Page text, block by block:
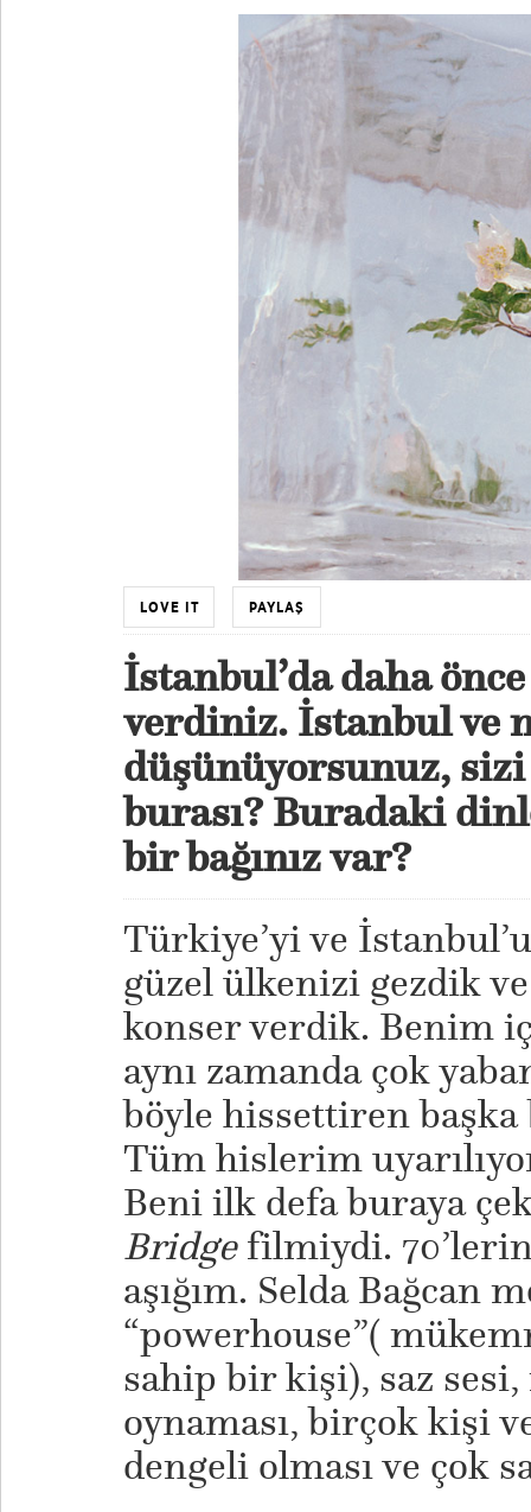
LOVE IT PAYLAŞ
İstanbul’da daha
verdiniz. İstanbul ve
düşünüyorsunuz,
burası? Buradaki
bir bağınız var?
Türkiye’yi ve
güzel ülkenizi gezdik
konser verdik. Benim
aynı zamanda çok
böyle hissettiren
Tüm hislerim
Beni ilk defa buraya
Bridgefilmiydi.
aşığım. Selda Bağcan
“powerhouse”(
sahip bir kişi), saz
oynaması, birçok kişi
dengeli olması ve çok